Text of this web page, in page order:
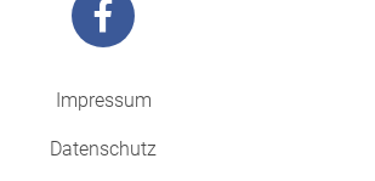
Impressum
Datenschutz